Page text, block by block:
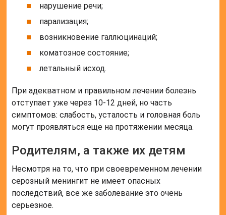
нарушение речи;
парализация;
возникновение галлюцинаций;
коматозное состояние;
летальный исход.
При адекватном и правильном лечении болезнь
отступает уже через 10-12 дней, но часть
симптомов: слабость, усталость и головная боль
могут проявляться еще на протяжении месяца.
Родителям, а также их детям
Несмотря на то, что при своевременном лечении
серозный менингит не имеет опасных
последствий, все же заболевание это очень
серьезное.